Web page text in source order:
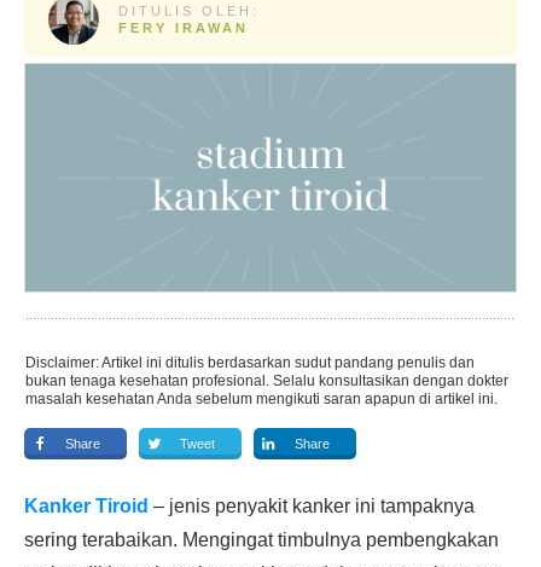
DITULIS OLEH:
FERY IRAWAN
Disclaimer: Artikel ini ditulis berdasarkan sudut pandang penulis dan
bukan tenaga kesehatan profesional. Selalu konsultasikan dengan dokter
masalah kesehatan Anda sebelum mengikuti saran apapun di artikel ini.
Share Tweet Share
Kanker Tiroid – jenis penyakit kanker ini tampaknya
sering terabaikan. Mengingat timbulnya pembengkakan